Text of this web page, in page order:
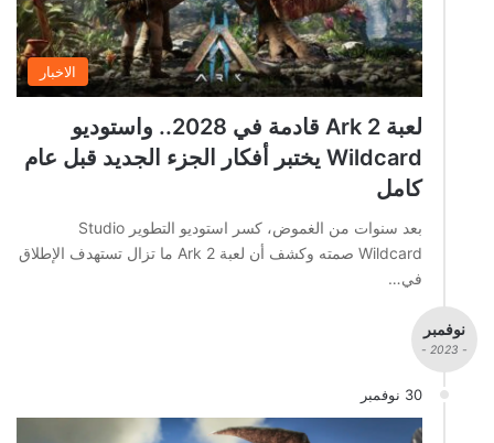
الاخبار
لعبة Ark 2 قادمة في 2028.. واستوديو
Wildcard يختبر أفكار الجزء الجديد قبل عام
كامل
بعد سنوات من الغموض، كسر استوديو التطوير Studio
Wildcard صمته وكشف أن لعبة Ark 2 ما تزال تستهدف الإطلاق
في…
نوفمبر
- 2023 -
30 نوفمبر